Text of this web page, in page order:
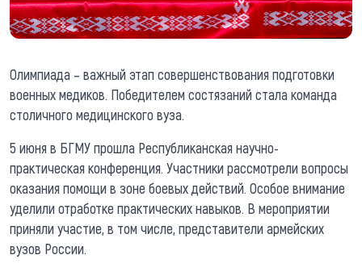
Олимпиада – важный этап совершенствования подготовки
военных медиков. Победителем состязаний стала команда
столичного медицинского вуза.
5 июня в БГМУ прошла Республиканская научно-
практическая конференция. Участники рассмотрели вопросы
оказания помощи в зоне боевых действий. Особое внимание
уделили отработке практических навыков. В мероприятии
приняли участие, в том числе, представители армейских
вузов России.